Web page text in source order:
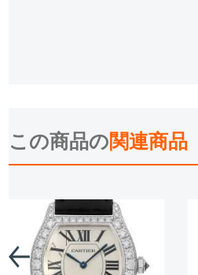
この商品の関連商品